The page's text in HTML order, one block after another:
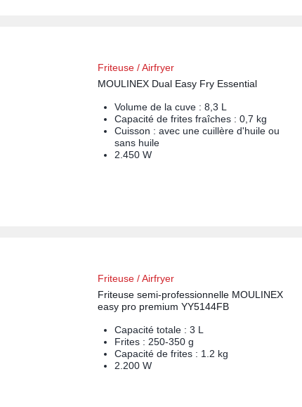
Friteuse / Airfryer
MOULINEX Dual Easy Fry Essential
Volume de la cuve : 8,3 L
Capacité de frites fraîches : 0,7 kg
Cuisson : avec une cuillère d'huile ou
sans huile
2.450 W
Friteuse / Airfryer
Friteuse semi-professionnelle MOULINEX
easy pro premium YY5144FB
Capacité totale : 3 L
Frites : 250-350 g
Capacité de frites : 1.2 kg
2.200 W